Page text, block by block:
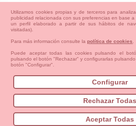
Bebés Pequeños/as Niña
NUEVA COLECCION
OUTLET-
Información Legal
política de devoluciones y
Aviso Legal Aviso Cookies
Cómo crear tu cuenta OKAA.
Mapa
+34 91 113 89
Utilizamos cookies propias y de terceros para
publicidad relacionada con sus preferencias en base a
un perfil elaborado a partir de sus hábitos de
visitadas).
Para más información consulte lapolítica de cookies
Puede aceptar todas las cookies pulsando el
pulsando el botón "Rechazar" y configurarlas
botón "Configurar".
Configurar
Rechazar Todas
Aceptar Todas